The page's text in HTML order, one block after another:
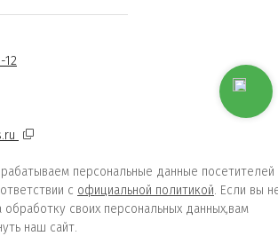
12
персональные данные посетителей
с официальной политикой. Если вы
обработку своих персональных данных,вам
наш сайт.